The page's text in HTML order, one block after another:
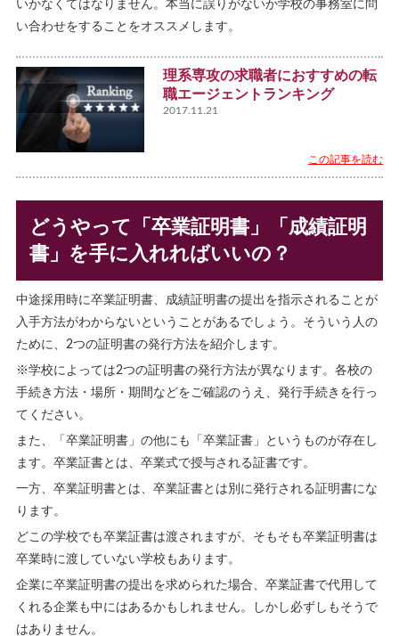
いかなくてはなりません。本当に誤りがないか学校の事務室に問
い合わせをすることをオススメします。
理系専攻の求職者におすすめの転
職エージェントランキング
2017.11.21
この記事を読む
どうやって「卒業証明書」「成績証明
書」を手に入れればいいの？
中途採用時に卒業証明書、成績証明書の提出を指示されることが
入手方法がわからないということがあるでしょう。そういう人の
ために、2つの証明書の発行方法を紹介します。
※学校によっては2つの証明書の発行方法が異なります。各校の
手続き方法・場所・期間などをご確認のうえ、発行手続きを行っ
てください。
また、「卒業証明書」の他にも「卒業証書」というものが存在し
ます。卒業証書とは、卒業式で授与される証書です。
一方、卒業証明書とは、卒業証書とは別に発行される証明書にな
ります。
どこの学校でも卒業証書は渡されますが、そもそも卒業証明書は
卒業時に渡していない学校もあります。
企業に卒業証明書の提出を求められた場合、卒業証書で代用して
くれる企業も中にはあるかもしれません。しかし必ずしもそうで
はありません。